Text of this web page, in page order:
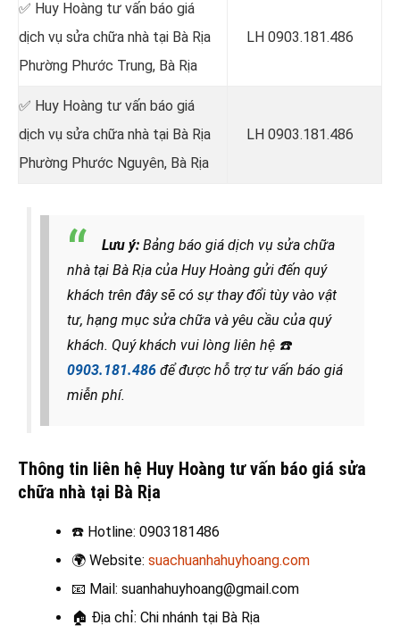
✅ Huy Hoàng tư vấn báo giá
dịch vụ sửa chữa nhà tại Bà Rịa
Phường Phước Trung, Bà Rịa
LH 0903.181.486
✅ Huy Hoàng tư vấn báo giá
dịch vụ sửa chữa nhà tại Bà Rịa
Phường Phước Nguyên, Bà Rịa
LH 0903.181.486
Lưu ý: Bảng báo giá dịch vụ sửa chữa
nhà tại Bà Rịa của Huy Hoàng gửi đến quý
khách trên đây sẽ có sự thay đổi tùy vào vật
tư, hạng mục sửa chữa và yêu cầu của quý
khách. Quý khách vui lòng liên hệ ☎️
0903.181.486 để được hỗ trợ tư vấn báo giá
miễn phí.
Thông tin liên hệ Huy Hoàng tư vấn báo giá sửa
chữa nhà tại Bà Rịa
☎️ Hotline: 0903181486
🌍 Website: suachuanhahuyhoang.com
📧 Mail: suanhahuyhoang@gmail.com
🏠 Địa chỉ: Chi nhánh tại Bà Rịa